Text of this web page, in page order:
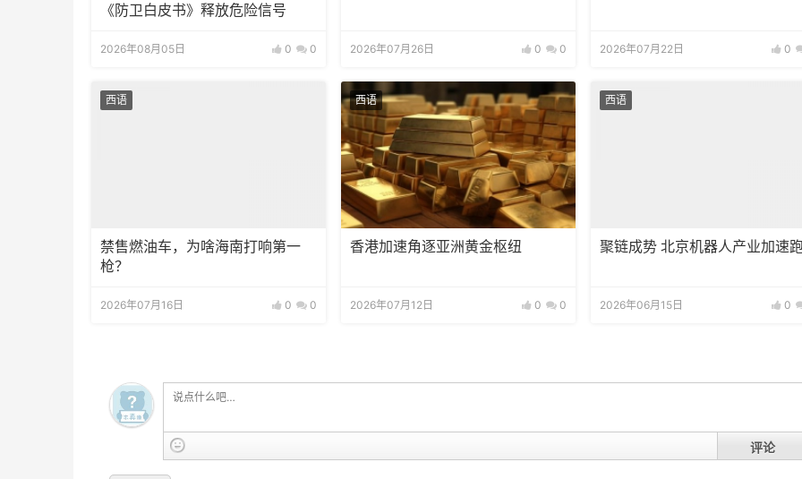
《防卫白皮书》释放危险信号
2026年08月05日 0 0 2026年07月26日 0 0 2026年07月22日 0
西语
禁售燃油车，为啥海南打响第一
枪？
2026年07月16日 0 0
西语
香港加速角逐亚洲黄金枢纽
2026年07月12日 0 0
西语
聚链成势 北京机器人产业加速
2026年06月15日 0
评论